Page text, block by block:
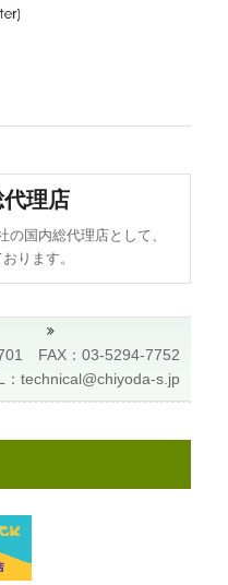
理店
国内総代理店として、
ります。
FAX：03-5294-7752
：technical@chiyoda-s.jp